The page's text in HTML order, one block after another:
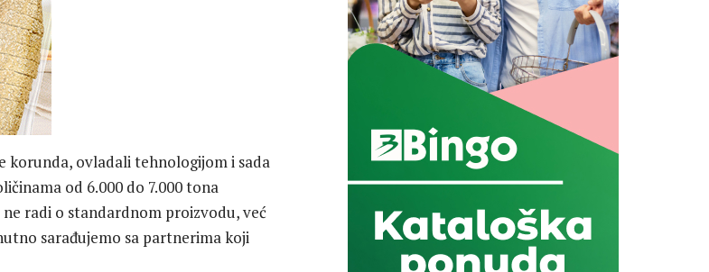
korunda, ovladali tehnologijom i sada
od 6.000 do 7.000 tona
radi o standardnom proizvodu, već
sarađujemo sa partnerima koji